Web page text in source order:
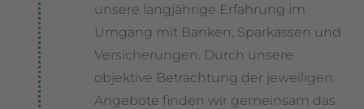
unsere langjährige Erfahrung im
Umgang mit Banken, Sparkassen und
Versicherungen. Durch unsere
objektive Betrachtung der jeweiligen
Angebote finden wir gemeinsam das